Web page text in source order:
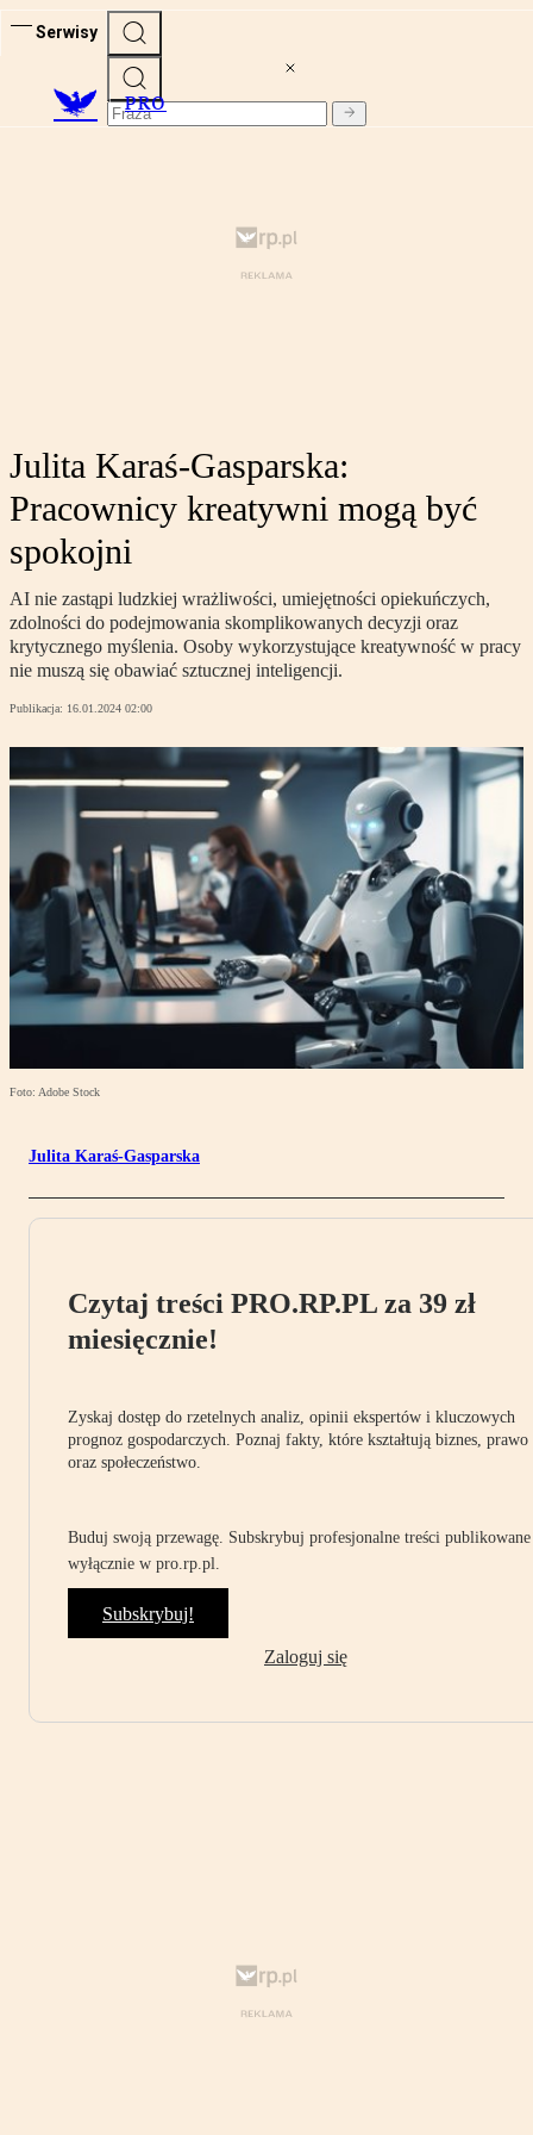
Serwisy
PRO
Julita Karaś-Gasparska:
Pracownicy kreatywni mogą być
spokojni
AI nie zastąpi ludzkiej wrażliwości, umiejętności opiekuńczych,
zdolności do podejmowania skomplikowanych decyzji oraz
krytycznego myślenia. Osoby wykorzystujące kreatywność w pracy
nie muszą się obawiać sztucznej inteligencji.
Publikacja: 16.01.2024 02:00
Foto: Adobe Stock
Julita Karaś-Gasparska
Czytaj treści PRO.RP.PL za 39 zł
miesięcznie!
Zyskaj dostęp do rzetelnych analiz, opinii ekspertów i kluczowych
prognoz gospodarczych. Poznaj fakty, które kształtują biznes, prawo
oraz społeczeństwo.
Buduj swoją przewagę. Subskrybuj profesjonalne treści publikowane
wyłącznie w pro.rp.pl.
Subskrybuj!
Zaloguj się